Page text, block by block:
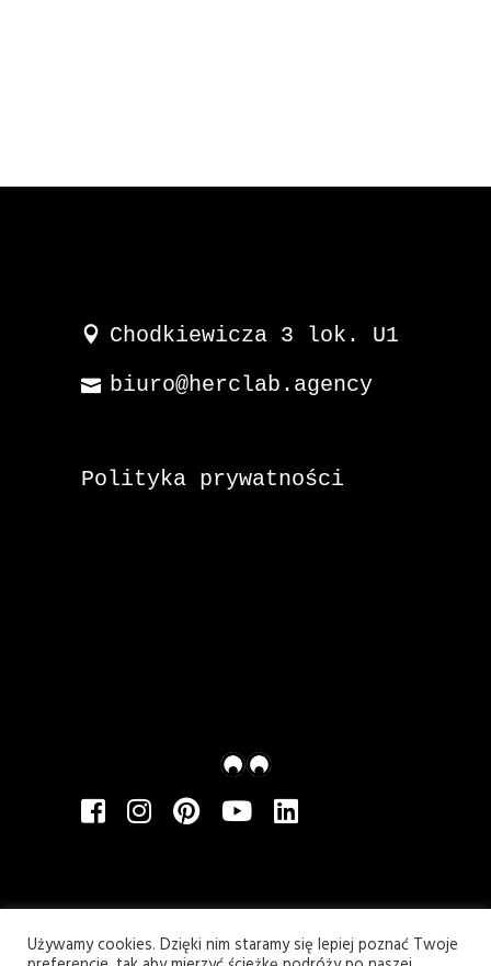
Chodkiewicza 3 lok. U1
biuro@herclab.agency
Polityka prywatności
Używamy cookies. Dzięki nim staramy się lepiej poznać Twoje